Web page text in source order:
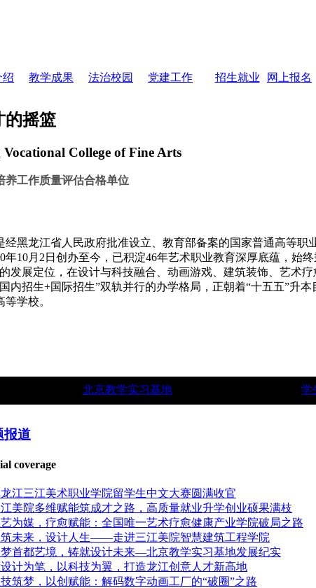
绍 教学成果 法治校园 党建工作 招生就业 网上报名
的摇篮
College of Fine Arts
养工作质量评估合格单位
经黑龙江省人民政府批准设立、教育部备案的国家普通高等职
年10月2日创办至今，已积淀46年艺术职业教育深厚底蕴，始
发展定位，在设计与科技融合、动画游戏、建筑装饰、艺术
内招生+国际招生”双轨并行的办学格局，正朝着“十五五”升本
学校。
北京教学实习基地 学
报道
coverage
江三江美术职业学院留学生中文大赛圆满收官
美院多维赋能筑成才之路，高质量就业升学创业硕果满枝
为媒，疗愈赋能：全国唯一艺术疗愈健康产业学院破局之路
未来，设计人生——走进三江美院智慧建筑工程学院
首都艺境，铸就设计未来—北京教学实习基地发展纪实
计为笔，以科技为翼，打造龙江创意人才新高地
筑梦，以创赋能：解码数字动画工厂的“破圈”之路